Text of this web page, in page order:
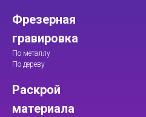
Фрезерная
гравировка
По металлу
По дереву
Раскрой
материала